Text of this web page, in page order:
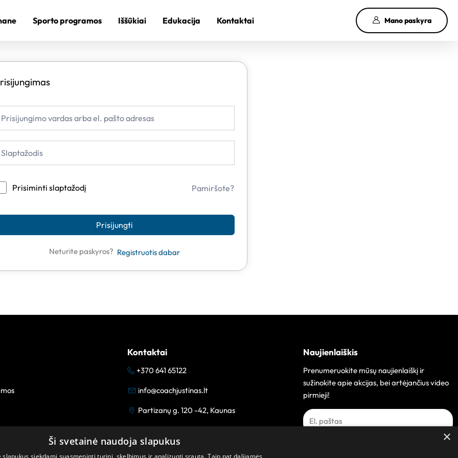
Sporto programos Iššūkiai Edukacija Kontaktai Mano paskyra
Prisiminti slaptažodį Pamiršote?
Prisijungti
Neturite paskyros? Registruotis dabar
Kontaktai
+370 641 65122
info@coachjustinas.lt
Partizanų g. 120 -42, Kaunas
Naujienlaiškis
Prenumeruokite mūsų naujienlaiškį ir
sužinokite apie akcijas, bei artėjančius video
pirmieji!
×
Ši svetainė naudoja slapukus
slapukus siekdami suasmeninti turinį, skelbimus ir analizuoti srautą. Taip pat dalijamės